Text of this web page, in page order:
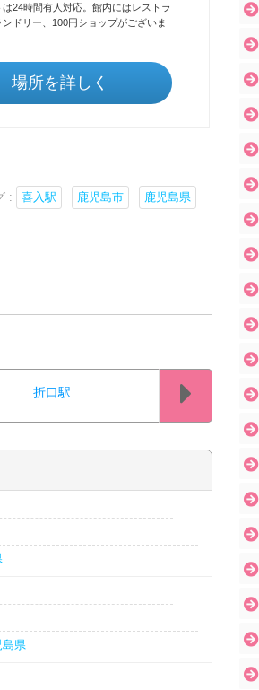
24時間有人対応。館内にはレストラ
ンドリー、100円ショップがございま
場所を詳しく
: 喜入駅 鹿児島市 鹿児島県
折口駅
島県